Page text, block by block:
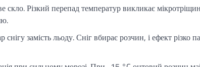
скло. Різкий перепад температур викликає
замість льоду. Сніг вбирає розчин, і ефект різко